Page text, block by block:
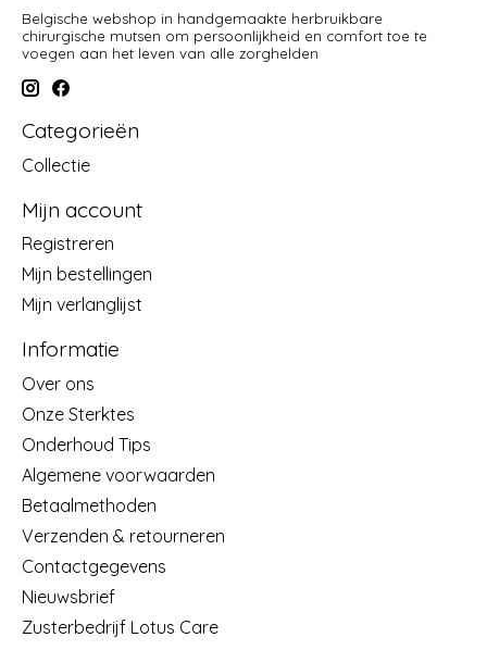
Belgische webshop in handgemaakte herbruikbare
chirurgische mutsen om persoonlijkheid en comfort toe te
voegen aan het leven van alle zorghelden
Categorieën
Collectie
Mijn account
Registreren
Mijn bestellingen
Mijn verlanglijst
Informatie
Over ons
Onze Sterktes
Onderhoud Tips
Algemene voorwaarden
Betaalmethoden
Verzenden & retourneren
Contactgegevens
Nieuwsbrief
Zusterbedrijf Lotus Care